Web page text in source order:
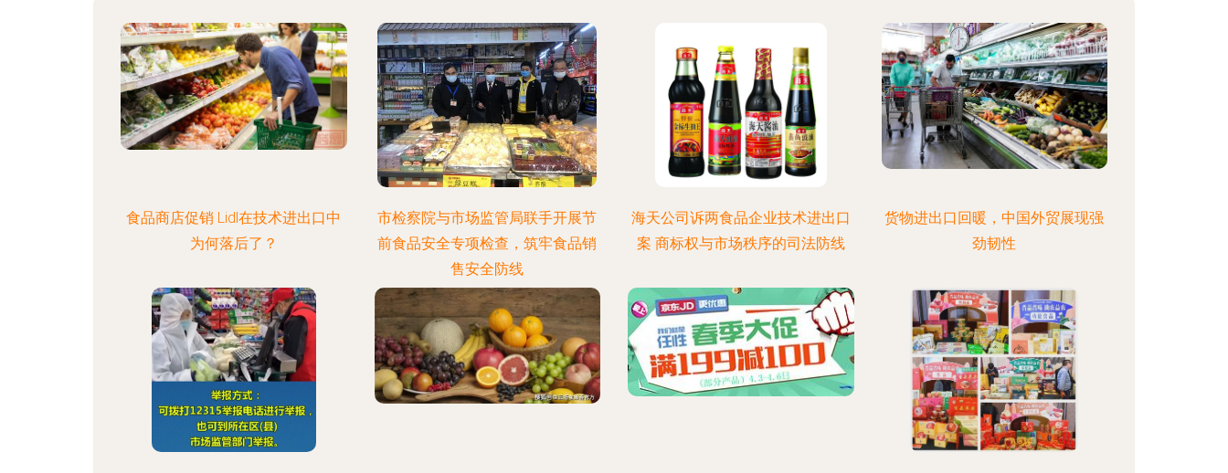
食品商店促销 Lidl在技术进出口中
为何落后了？
市检察院与市场监管局联手开展节
前食品安全专项检查，筑牢食品销
售安全防线
海天公司诉两食品企业技术进出口
案 商标权与市场秩序的司法防线
货物进出口回暖，中国外贸展现强
劲韧性